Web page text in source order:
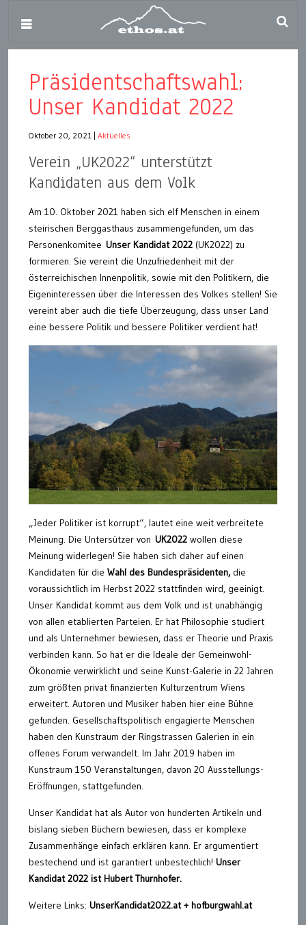
Präsidentschaftswahl:
Unser Kandidat 2022
Oktober 20, 2021 Aktuelles
Verein „UK2022“ unterstützt
Kandidaten aus dem Volk
Am 10. Oktober 2021 haben sich elf Menschen in einem
steirischen Berggasthaus zusammengefunden, um das
Personenkomitee Unser Kandidat 2022 (UK2022) zu
formieren. Sie vereint die Unzufriedenheit mit der
österreichischen Innenpolitik, sowie mit den Politikern, die
Eigeninteressen über die Interessen des Volkes stellen! Sie
vereint aber auch die tiefe Überzeugung, dass unser Land
eine bessere Politik und bessere Politiker verdient hat!
„Jeder Politiker ist korrupt“, lautet eine weit verbreitete
Meinung. Die Untersützer von UK2022 wollen diese
Meinung widerlegen! Sie haben sich daher auf einen
Kandidaten für die Wahl des Bundespräsidenten, die
voraussichtlich im Herbst 2022 stattfinden wird, geeinigt.
Unser Kandidat kommt aus dem Volk und ist unabhängig
von allen etablierten Parteien. Er hat Philosophie studiert
und als Unternehmer bewiesen, dass er Theorie und Praxis
verbinden kann. So hat er die Ideale der Gemeinwohl-
Ökonomie verwirklicht und seine Kunst-Galerie in 22 Jahren
zum größten privat finanzierten Kulturzentrum Wiens
erweitert. Autoren und Musiker haben hier eine Bühne
gefunden. Gesellschaftspolitisch engagierte Menschen
haben den Kunstraum der Ringstrassen Galerien in ein
offenes Forum verwandelt. Im Jahr 2019 haben im
Kunstraum 150 Veranstaltungen, davon 20 Ausstellungs-
Eröffnungen, stattgefunden.
Unser Kandidat hat als Autor von hunderten Artikeln und
bislang sieben Büchern bewiesen, dass er komplexe
Zusammenhänge einfach erklären kann. Er argumentiert
bestechend und ist garantiert unbestechlich! Unser
Kandidat 2022 ist Hubert Thurnhofer.
Weitere Links: UnserKandidat2022.at + hofburgwahl.at